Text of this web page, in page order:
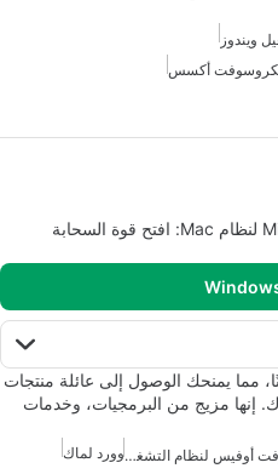
ويندوز
أكسس
قم بتنزيل Microsoft 365 لنظام Mac: افتح قوة السحابة
مجانًا، مما يمنحك الوصول إلى عائلة منتجات
إنها مزيج من البرمجيات، وخدمات
مجموعة مايكروسوفت أوفيس لنظام التشغيل ويندوز 7وورد لماك